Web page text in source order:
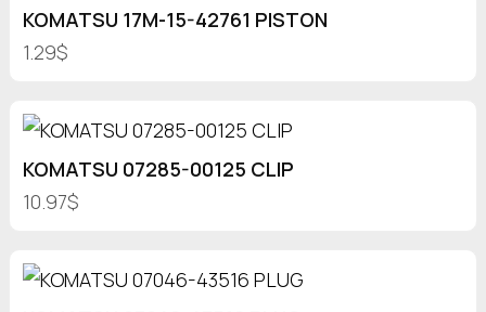
KOMATSU 17M-15-42761 PISTON
1.29$
KOMATSU 07285-00125 CLIP
10.97$